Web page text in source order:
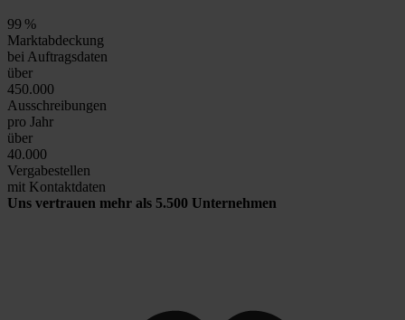
99 %
Marktabdeckung
bei Auftragsdaten
über
450.000
Ausschreibungen
pro Jahr
über
40.000
Vergabestellen
mit Kontaktdaten
Uns vertrauen mehr als 5.500 Unternehmen